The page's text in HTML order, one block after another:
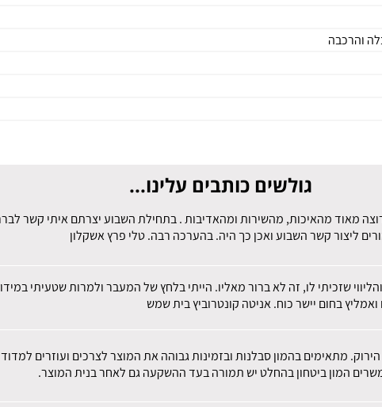
גולשים כותבים עלינו...
מאוד מהאיכות, מהשירות ומהאדיבות . בתחילת השבוע יצרתם איתי קשר לברר
ליצור קשר השבוע ואכן כך היה. בהערכה רבה. טלי פרץ אשקלון
שזכיתי לו, זה לא ברור מאליו. הייתי בלחץ של המעבר ולמרות שטעיתי
בחום יישר כוח. אניטה קונטרוביץ בית שמש
מתאימים בהמון סבלנות ובזמינות גבוהה את המוצר לצרכים ועוזרים
המון ביטחון בהחלט יש תמורה בעד ההשקעה גם לאחר בנית המוצר.